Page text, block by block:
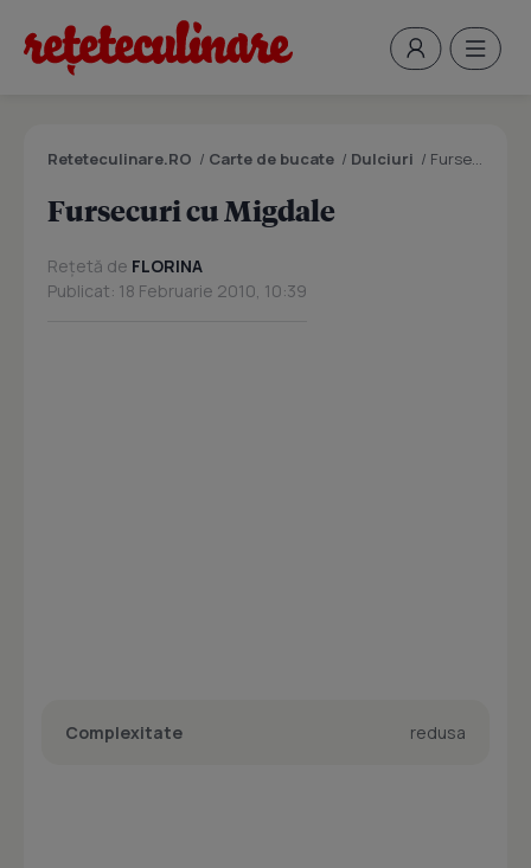
Reteteculinare.RO / Carte de bucate / Dulciuri / Fursecuri cu Migdale
Fursecuri cu Migdale
Rețetă de FLORINA
Publicat: 18 Februarie 2010, 10:39
Complexitate redusa